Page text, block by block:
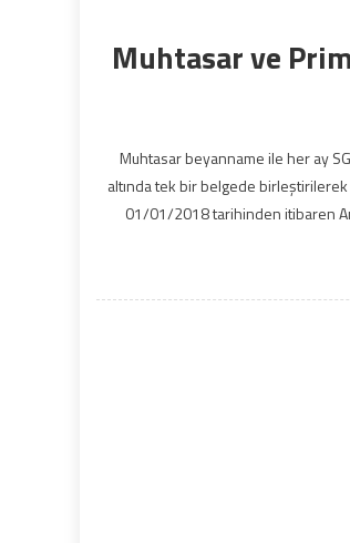
Muhtasar ve
Muhtasar beyanname ile her ay
altında tek bir belgede
01/01/2018 tarihinden itibaren